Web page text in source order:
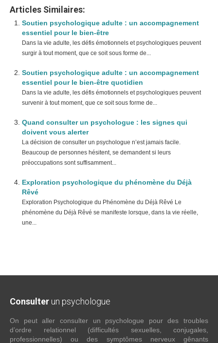
Articles Similaires:
Soutien psychologique adulte : un accompagnement
essentiel pour le bien-être
Dans la vie adulte, les défis émotionnels et psychologiques peuvent
surgir à tout moment, que ce soit sous forme de...
Soutien psychologique adulte : un accompagnement
essentiel pour le bien-être quotidien
Dans la vie adulte, les défis émotionnels et psychologiques peuvent
survenir à tout moment, que ce soit sous forme de...
Quand consulter un psychologue : les signes qui
doivent vous alerter
La décision de consulter un psychologue n’est jamais facile.
Beaucoup de personnes hésitent, se demandent si leurs
préoccupations sont suffisamment...
Exploration psychologique du phénomène du Déjà
Rêvé
Exploration Psychologique du Phénomène du Déjà Rêvé Le
phénomène du Déjà Rêvé se manifeste lorsque, dans la vie réelle,
une...
Consulter un psychologue
On peut aller consulter un psychologue pour des troubles
d’ordre relationnel (difficultés sexuelles, conjugales,
professionnelles) ou des symptômes nerveux gênants